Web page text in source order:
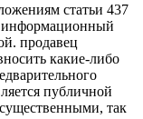
статьи 437
информационный
продавец
какие-либо
публичной
так